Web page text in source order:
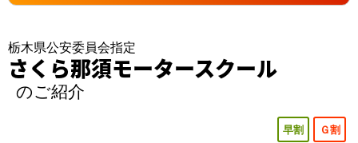
栃木県公安委員会指定
さくら那須モータースクール
のご紹介
早割
Ｇ割